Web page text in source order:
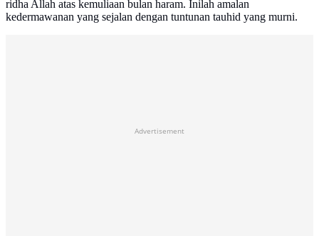
ridha Allah atas kemuliaan bulan haram. Inilah amalan
kedermawanan yang sejalan dengan tuntunan tauhid yang murni.
Advertisement